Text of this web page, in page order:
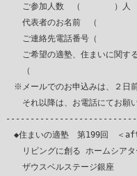
ご参加人数　（　　　　）人
代表者のお名前　（　　　　　
ご連絡先電話番号（　　　　　
ご希望の適塾、住まいに関す
（　　　　　　　　　　　　　
※メールでのお申込みは、２日前
それ以降は、お電話にてお願い
◆住まいの適塾　第199回　＜
リビングに創る ホームシアタ
ザウスベルステージ銀座